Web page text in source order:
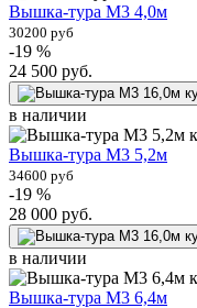
Вышка-тура М3 4,0м
30200 руб
-19 %
24 500 руб.
в наличии
Вышка-тура М3 5,2м
34600 руб
-19 %
28 000 руб.
в наличии
Вышка-тура М3 6,4м